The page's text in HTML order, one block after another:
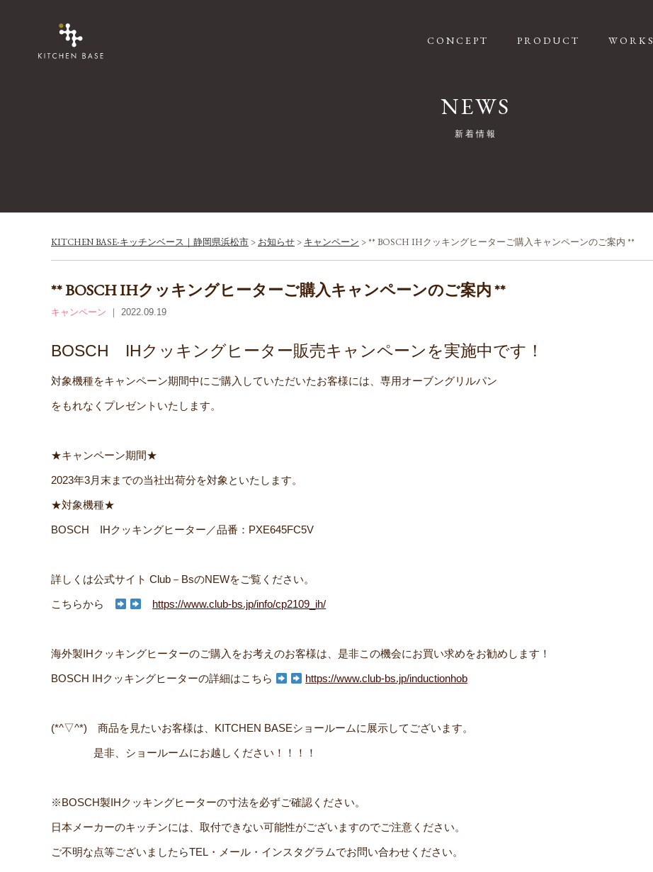
CONCEPT PRODUCT WORKS
NEWS
新着情報
KITCHEN BASE-キッチンベース｜静岡県浜松市> お知らせ> キャンペーン >** BOSCH IHクッキングヒーターご購入キャンペーンのご案内 **
** BOSCH IHクッキングヒーターご購入キャンペーンのご案内 **
キャンペーン ｜ 2022.09.19
BOSCH IHクッキングヒーター販売キャンペーンを実施中です！
対象機種をキャンペーン期間中にご購入していただいたお客様には、専用オーブングリルパン
をもれなくプレゼントいたします。
★キャンペーン期間★
2023年3月末までの当社出荷分を対象といたします。
★対象機種★
BOSCH IHクッキングヒーター／品番：PXE645FC5V
詳しくは公式サイト Club－BsのNEWをご覧ください。
こちらから https://www.club-bs.jp/info/cp2109_ih/
海外製IHクッキングヒーターのご購入をお考えのお客様は、是非この機会にお買い求めをお勧めします！
BOSCH IHクッキングヒーターの詳細はこちら https://www.club-bs.jp/inductionhob
(*^▽^*) 商品を見たいお客様は、KITCHEN BASEショールームに展示してございます。
是非、ショールームにお越しください！！！！
※BOSCH製IHクッキングヒーターの寸法を必ずご確認ください。
日本メーカーのキッチンには、取付できない可能性がございますのでご注意ください。
ご不明な点等ございましたらTEL・メール・インスタグラムでお問い合わせください。